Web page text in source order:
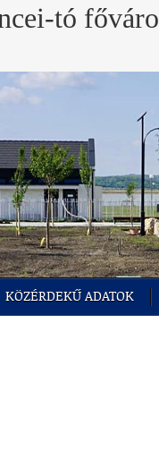
KÖZÉRDEKŰ ADATOK